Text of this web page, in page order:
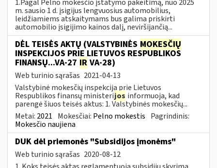
1.Pagal Pelno mokesčio įstatymo pakeitimą, nuo 2025
m. sausio 1 d. įsigijus lengvuosius automobilius,
leidžiamiems atskaitymams bus galima priskirti
automobilio įsigijimo kainos dalį, neviršijančią...
DĖL TEISĖS AKTŲ (VALSTYBINĖS MOKESČIŲ
INSPEKCIJOS PRIE LIETUVOS RESPUBLIKOS
FINANSŲ...VA-27 IR VA-28)
Web turinio sąrašas 2021-04-13
Valstybinė mokesčių inspekcija prie Lietuvos
Respublikos finansų ministerijos informuoja, kad
parengė šiuos teisės aktus: 1. Valstybinės mokesčių...
Metai: 2021 Mokesčiai: Pelno mokestis Pagrindinis:
Mokesčio naujiena
DUK dėl priemonės "Subsidijos įmonėms"
Web turinio sąrašas 2020-08-12